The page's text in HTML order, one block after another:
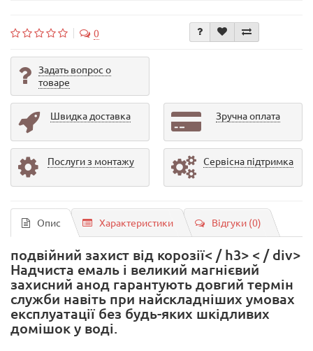
0
Задать вопрос о
товаре
Швидка доставка Зручна оплата
Послуги з монтажу Сервісна підтримка
Опис Характеристики Відгуки (0)
подвійний захист від корозії< / h3> < / div>
Надчиста емаль і великий магнієвий
захисний анод гарантують довгий термін
служби навіть при найскладніших умовах
експлуатації без будь-яких шкідливих
домішок у воді.